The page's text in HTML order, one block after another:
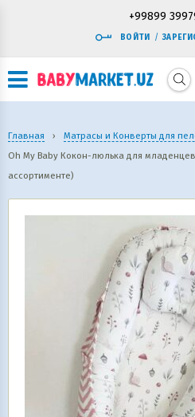
+99899
ВОЙТИ /
Главная › Матрасы и Конверты для
Oh My Baby Кокон-люлька для
ассортименте)